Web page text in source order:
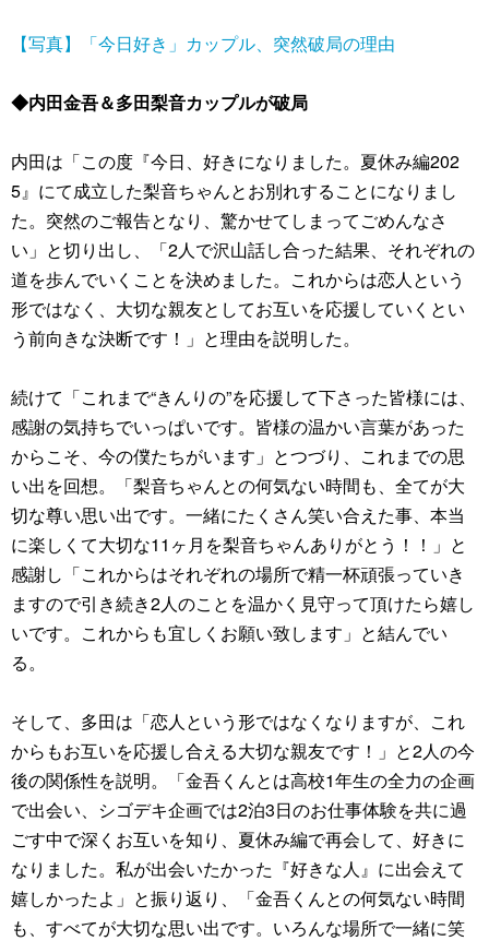
【写真】「今日好き」カップル、突然破局の理由
◆内⽥⾦吾＆多⽥梨⾳カップルが破局
内⽥は「この度『今日、好きになりました。夏休み編202
5』にて成立した梨音ちゃんとお別れすることになりまし
た。突然のご報告となり、驚かせてしまってごめんなさ
い」と切り出し、「2人で沢山話し合った結果、それぞれの
道を歩んでいくことを決めました。これからは恋人という
形ではなく、大切な親友としてお互いを応援していくとい
う前向きな決断です！」と理由を説明した。
続けて「これまで“きんりの”を応援して下さった皆様には、
感謝の気持ちでいっぱいです。皆様の温かい言葉があった
からこそ、今の僕たちがいます」とつづり、これまでの思
い出を回想。「梨音ちゃんとの何気ない時間も、全てが大
切な尊い思い出です。一緒にたくさん笑い合えた事、本当
に楽しくて大切な11ヶ月を梨音ちゃんありがとう！！」と
感謝し「これからはそれぞれの場所で精一杯頑張っていき
ますので引き続き2人のことを温かく見守って頂けたら嬉し
いです。これからも宜しくお願い致します」と結んでい
る。
そして、多⽥は「恋人という形ではなくなりますが、これ
からもお互いを応援し合える大切な親友です！」と2人の今
後の関係性を説明。「金吾くんとは高校1年生の全力の企画
で出会い、シゴデキ企画では2泊3日のお仕事体験を共に過
ごす中で深くお互いを知り、夏休み編で再会して、好きに
なりました。私が出会いたかった『好きな人』に出会えて
嬉しかったよ」と振り返り、「金吾くんとの何気ない時間
も、すべてが大切な思い出です。いろんな場所で一緒に笑